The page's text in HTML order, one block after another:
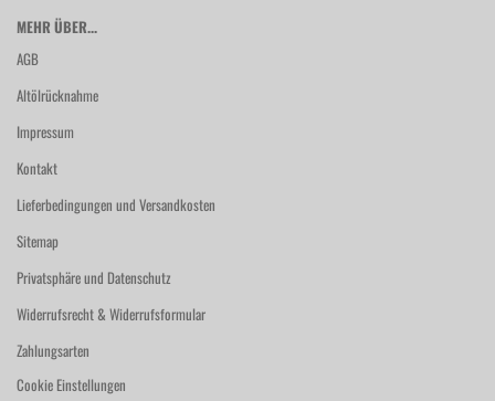
MEHR ÜBER...
AGB
Altölrücknahme
Impressum
Kontakt
Lieferbedingungen und Versandkosten
Sitemap
Privatsphäre und Datenschutz
Widerrufsrecht & Widerrufsformular
Zahlungsarten
Cookie Einstellungen